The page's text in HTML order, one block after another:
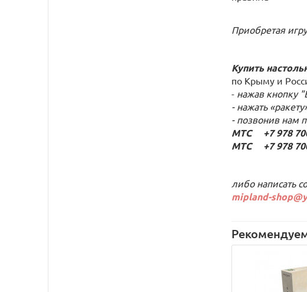
Приобретая
Купить
по Крыму и
- нажав кнопку
- нажать
- позвонив нам
МТС +7 978
МТС +7 978
либо написать
mipland-